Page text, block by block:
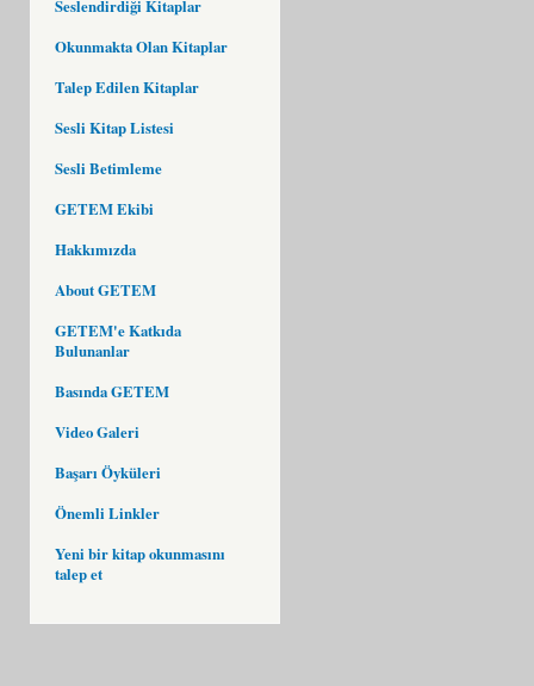
Seslendirdiği Kitaplar
Okunmakta Olan Kitaplar
Talep Edilen Kitaplar
Sesli Kitap Listesi
Sesli Betimleme
GETEM Ekibi
Hakkımızda
About GETEM
GETEM'e Katkıda
Bulunanlar
Basında GETEM
Video Galeri
Başarı Öyküleri
Önemli Linkler
Yeni bir kitap okunmasını
talep et